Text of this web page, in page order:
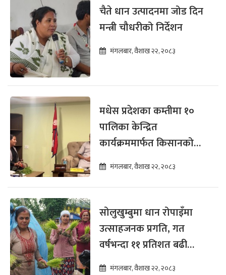
चैते धान उत्पादनमा जोड दिन
मन्त्री चौधरीको निर्देशन
मंगलबार, वैशाख २२, २०८३
मधेस प्रदेशका कम्तीमा १०
पालिका केन्द्रित
कार्यक्रममार्फत किसानको
खेतसम्म सेवा : मन्त्री चौधरी
मंगलबार, वैशाख २२, २०८३
सोलुखुम्बुमा धान रोपाइँमा
उत्साहजनक प्रगति, गत
वर्षभन्दा ११ प्रतिशत बढी
रोपाइँमंगलबार, वैशाख २२, २०८३